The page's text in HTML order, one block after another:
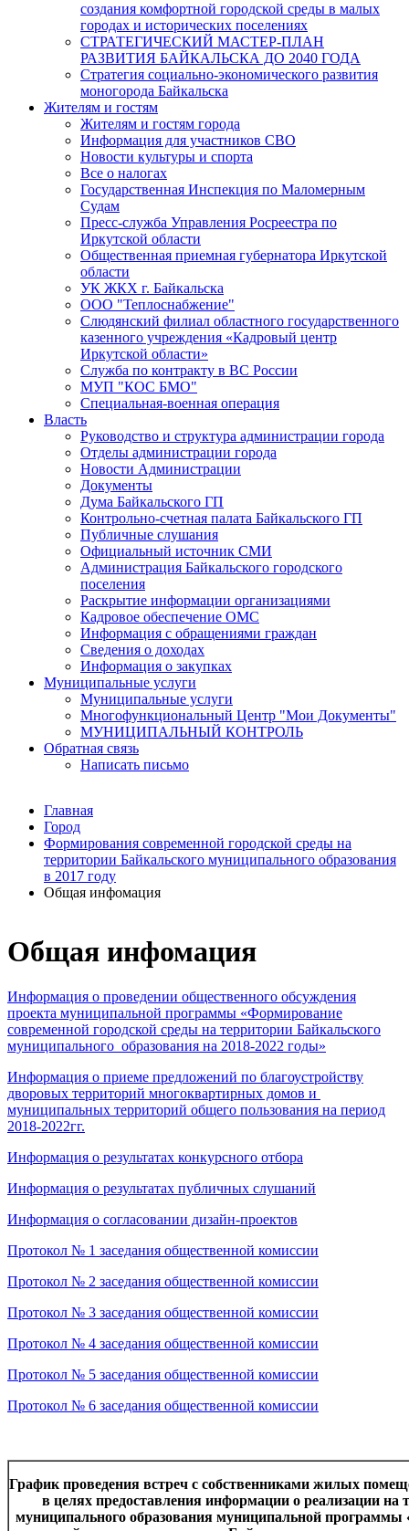
Общая инфомация
Информация о проведении общественного обсуждения
проекта муниципальной программы «Формирование
современной городской среды на территории Байкальского
муниципального образования на 2018-2022 годы»
Информация о приеме предложений по благоустройству
дворовых территорий многоквартирных домов и
муниципальных территорий общего пользования на период
2018-2022гг.
Информация о результатах конкурсного отбора
Информация о результатах публичных слушаний
Информация о согласовании дизайн-проектов
Протокол № 1 заседания общественной комиссии
Протокол № 2 заседания общественной комиссии
Протокол № 3 заседания общественной комиссии
Протокол № 4 заседания общественной комиссии
Протокол № 5 заседания общественной комиссии
Протокол № 6 заседания общественной комиссии
График проведения встреч с собственниками жилых
в целях предоставления информации о реализации на
муниципального образования муниципальной
создания комфортной городской среды в малых
городах и исторических поселениях
СТРАТЕГИЧЕСКИЙ МАСТЕР-ПЛАН
РАЗВИТИЯ БАЙКАЛЬСКА ДО 2040 ГОДА
Стратегия социально-экономического развития
моногорода Байкальска
Жителям и гостям
Жителям и гостям города
Информация для участников СВО
Новости культуры и спорта
Все о налогах
Государственная Инспекция по Маломерным
Судам
Пресс-служба Управления Росреестра по
Иркутской области
Общественная приемная губернатора Иркутской
области
УК ЖКХ г. Байкальска
ООО "Теплоснабжение"
Слюдянский филиал областного государственного
казенного учреждения «Кадровый центр
Иркутской области»
Служба по контракту в ВС России
МУП "КОС БМО"
Специальная-военная операция
Власть
Руководство и структура администрации города
Отделы администрации города
Новости Администрации
Документы
Дума Байкальского ГП
Контрольно-счетная палата Байкальского ГП
Публичные слушания
Официальный источник СМИ
Администрация Байкальского городского
поселения
Раскрытие информации организациями
Кадровое обеспечение ОМС
Информация с обращениями граждан
Сведения о доходах
Информация о закупках
Муниципальные услуги
Муниципальные услуги
Многофункциональный Центр "Мои Документы"
МУНИЦИПАЛЬНЫЙ КОНТРОЛЬ
Обратная связь
Написать письмо
Главная
Город
Формирования современной городской среды на
территории Байкальского муниципального образования
в 2017 году
Общая инфомация